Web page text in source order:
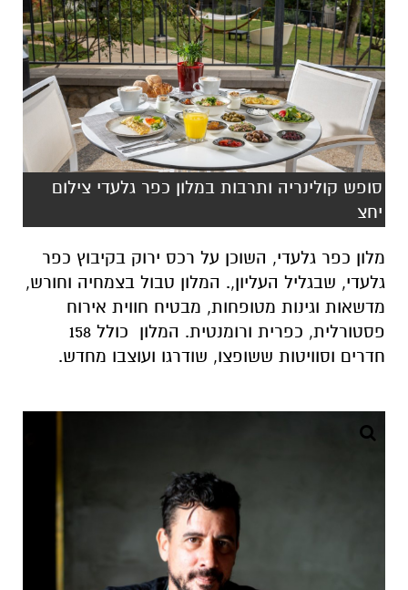
סופש קולינריה ותרבות במלון כפר גלעדי צילום
יחצ
מלון כפר גלעדי, השוכן על רכס ירוק בקיבוץ כפר
גלעדי, שבגליל העליון,. המלון טבול בצמחיה וחורש,
מדשאות וגינות מטופחות, מבטיח חווית אירוח
פסטורלית, כפרית ורומנטית. המלון כולל 158
חדרים וסוויטות ששופצו, שודרגו ועוצבו מחדש.